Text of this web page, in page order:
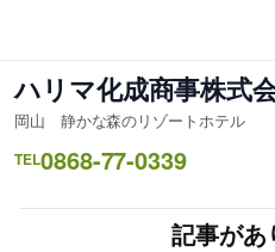
ス
キ
ッ
ハリマ化成商事株式
岡山 静かな森のリゾートホテル
TEL0868-77-0339
記事があ